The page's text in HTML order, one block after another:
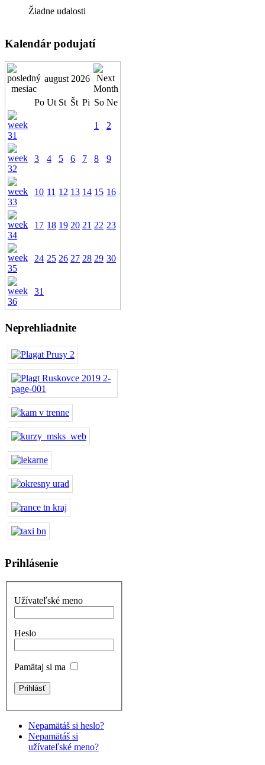
Žiadne udalosti
Kalendár podujatí
august 2026
Po Ut St Št Pi So Ne
1 2
3 4 5 6 7 8 9
10 11 12 13 14 15 16
17 18 19 20 21 22 23
24 25 26 27 28 29 30
31
Neprehliadnite
Prihlásenie
Užívateľské meno
Heslo
Pamätaj si ma
Nepamätáš si heslo?
Nepamätáš si
užívateľské meno?